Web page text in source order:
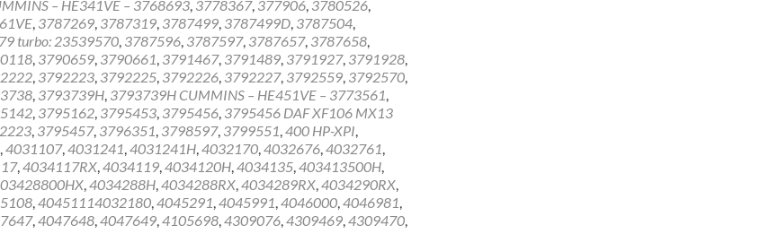
– HE341VE – 3768693, 3778367, 377906, 3780526,
, 3787269, 3787319, 3787499, 3787499D, 3787504,
turbo: 23539570, 3787596, 3787597, 3787657, 3787658,
, 3790659, 3790661, 3791467, 3791489, 3791927, 3791928,
, 3792223, 3792225, 3792226, 3792227, 3792559, 3792570,
, 3793739H, 3793739H CUMMINS – HE451VE – 3773561,
, 3795162, 3795453, 3795456, 3795456 DAF XF106 MX13
, 3795457, 3796351, 3798597, 3799551,400 HP-XPI,
,4031107,4031241,4031241H,4032170,4032676,4032761,
,4034117RX,4034119,4034120H,4034135,403413500H,
,4034288H,4034288RX,4034289RX,4034290RX,
,40451114032180,4045291,4045991,4046000,4046981,
,4047648,4047649,4105698,4309076,4309469,4309470,